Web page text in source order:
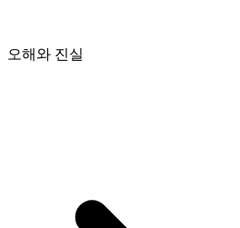
오해와 진실